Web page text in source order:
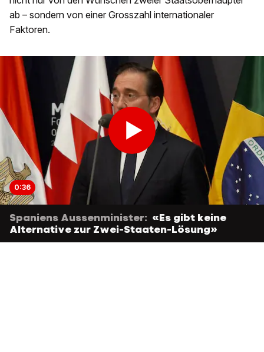
ab – sondern von einer Grosszahl internationaler
Faktoren.
0:36
Spaniens Aussenminister: «Es gibt keine
Alternative zur Zwei-Staaten-Lösung»